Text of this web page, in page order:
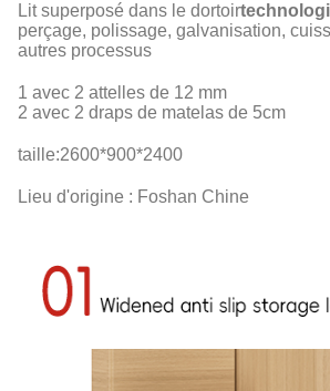
Lit superposé dans le dortoir
perçage, polissage, galvanisation,
autres processus
1 avec 2 attelles de 12 mm
2 avec 2 draps de matelas de 5cm
taille:2600*900*2400
Lieu d'origine : Foshan Chine